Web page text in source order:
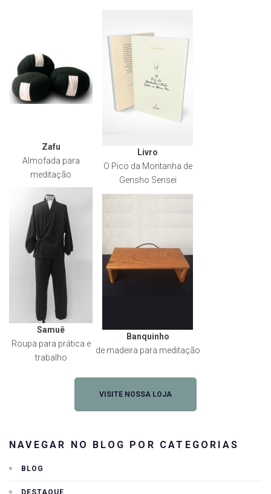
Zafu
Almofada para
meditação
Livro
O Pico da Montanha de
Gensho Sensei
Samuê
Roupa para prática e
trabalho
Banquinho
de madeira para meditação
VISITE NOSSA LOJA
NAVEGAR NO BLOG POR CATEGORIAS
BLOG